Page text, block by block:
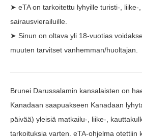
➤ eTA on tarkoitettu lyhyille turisti-, liike-
sairausvierailuille.
➤ Sinun on oltava yli 18-vuotias
muuten tarvitset vanhemman/huoltajan.
Brunei Darussalamin kansalaisten on
Kanadaan saapuakseen Kanadaan
päivää) yleisiä matkailu-, liike-,
tarkoituksia varten. eTA-ohjelma otettiin